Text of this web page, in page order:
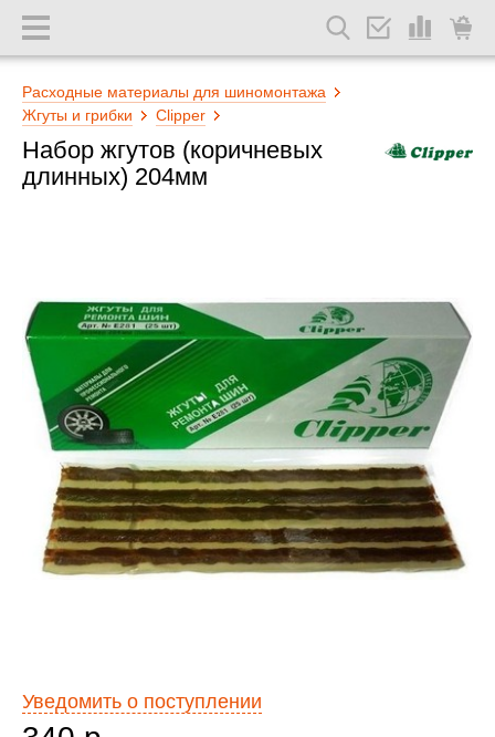
Расходные материалы для шиномонтажа
Жгуты и грибки
Clipper
Набор жгутов (коричневых
длинных) 204мм
Уведомить о поступлении